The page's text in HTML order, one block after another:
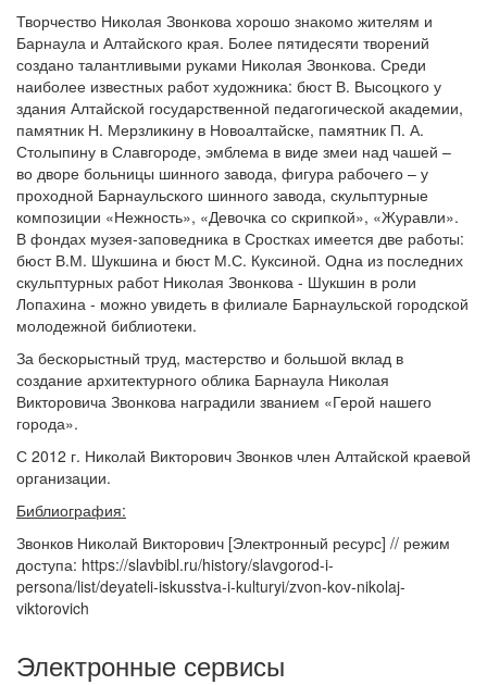
Творчество Николая Звонкова хорошо знакомо жителям и
Барнаула и Алтайского края. Более пятидесяти творений
создано талантливыми руками Николая Звонкова. Среди
наиболее известных работ художника: бюст В. Высоцкого у
здания Алтайской государственной педагогической академии,
памятник Н. Мерзликину в Новоалтайске, памятник П. А.
Столыпину в Славгороде, эмблема в виде змеи над чашей –
во дворе больницы шинного завода, фигура рабочего – у
проходной Барнаульского шинного завода, скульптурные
композиции «Нежность», «Девочка со скрипкой», «Журавли».
В фондах музея-заповедника в Сростках имеется две работы:
бюст В.М. Шукшина и бюст М.С. Куксиной. Одна из последних
скульптурных работ Николая Звонкова - Шукшин в роли
Лопахина - можно увидеть в филиале Барнаульской городской
молодежной библиотеки.
За бескорыстный труд, мастерство и большой вклад в
создание архитектурного облика Барнаула Николая
Викторовича Звонкова наградили званием «Герой нашего
города».
С 2012 г. Николай Викторович Звонков член Алтайской краевой
организации.
Библиография:
Звонков Николай Викторович [Электронный ресурс] // режим
доступа: https://slavbibl.ru/history/slavgorod-i-
persona/list/deyateli-iskusstva-i-kulturyi/zvon-kov-nikolaj-
viktorovich
Электронные сервисы